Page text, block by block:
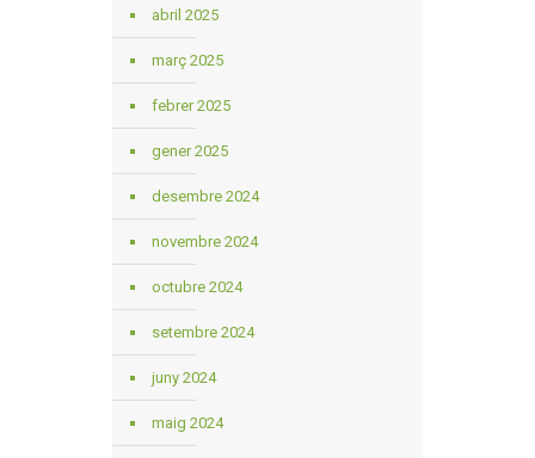
abril 2025
març 2025
febrer 2025
gener 2025
desembre 2024
novembre 2024
octubre 2024
setembre 2024
juny 2024
maig 2024